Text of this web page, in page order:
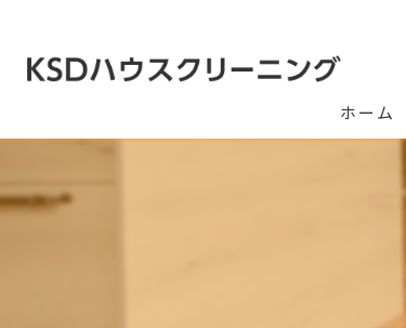
ホーム